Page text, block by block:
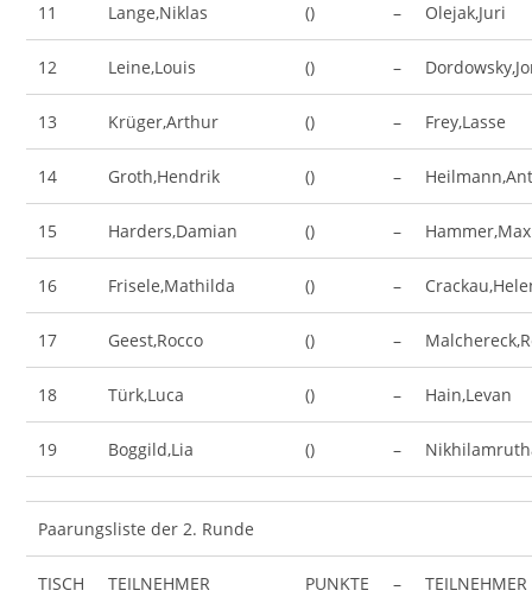
11 Lange,Niklas () – Olejak,Juri
12 Leine,Louis () –
13 Krüger,Arthur () – Frey,Lasse
14 Groth,Hendrik () –
15 Harders,Damian () –
16 Frisele,Mathilda () –
17 Geest,Rocco () –
18 Türk,Luca () – Hain,Levan
19 Boggild,Lia () –
Paarungsliste der 2. Runde
TISCH TEILNEHMER PUNKTE – TEILNEHMER